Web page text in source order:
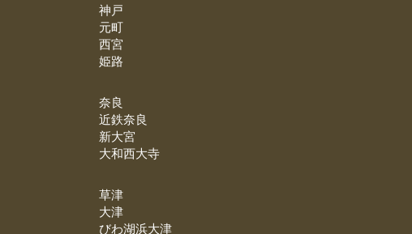
神戸
元町
西宮
姫路
奈良
近鉄奈良
新大宮
大和西大寺
草津
大津
びわ湖浜大津